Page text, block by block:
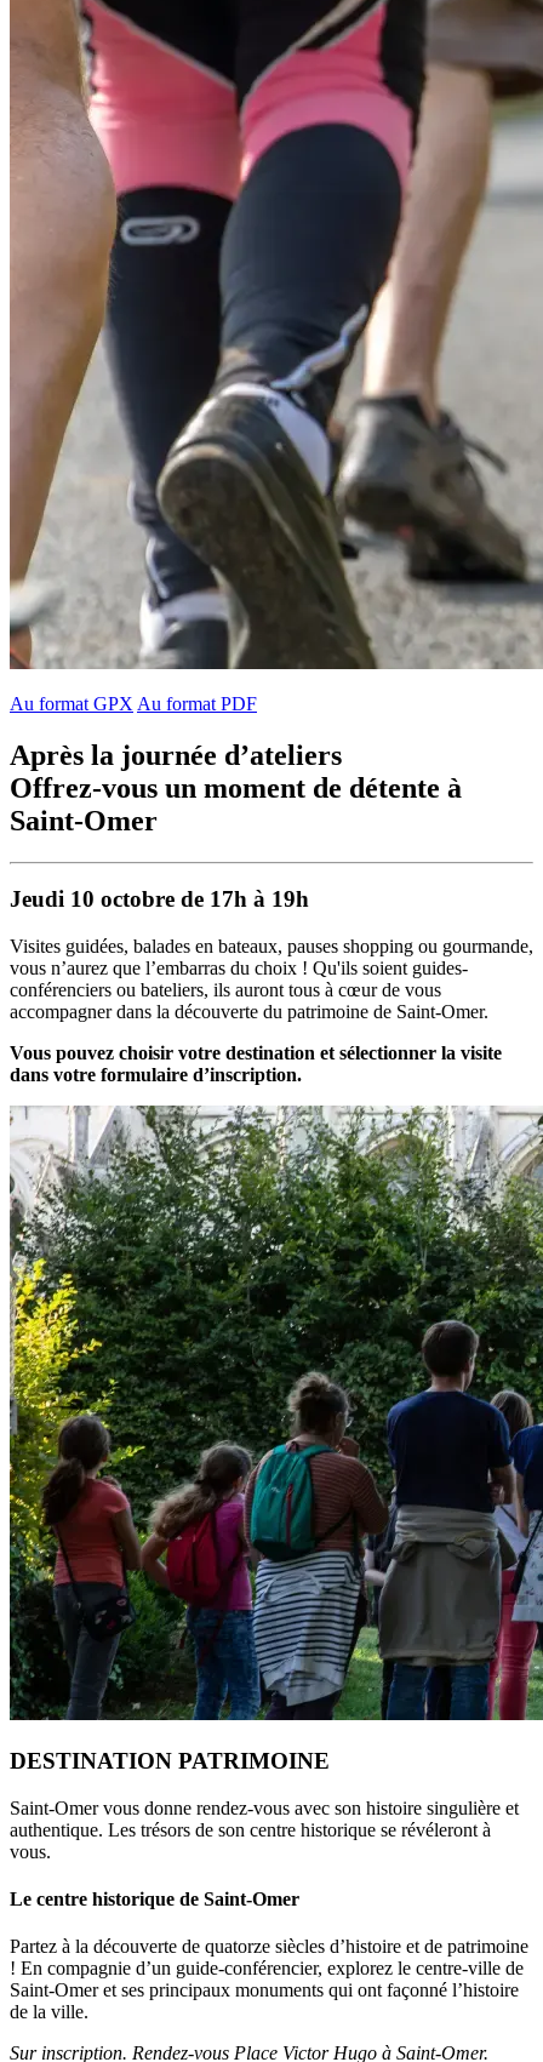
Au format GPX Au format PDF
Après la journée d’ateliers
Offrez-vous un moment de détente à
Saint-Omer
Jeudi 10 octobre de 17h à 19h
Visites guidées, balades en bateaux, pauses shopping ou gourmande,
vous n’aurez que l’embarras du choix ! Qu'ils soient guides-
conférenciers ou bateliers, ils auront tous à cœur de vous
accompagner dans la découverte du patrimoine de Saint-Omer.
Vous pouvez choisir votre destination et sélectionner la visite
dans votre formulaire d’inscription.
DESTINATION PATRIMOINE
Saint-Omer vous donne rendez-vous avec son histoire singulière et
authentique. Les trésors de son centre historique se révéleront à
vous.
Le centre historique de Saint-Omer
Partez à la découverte de quatorze siècles d’histoire et de patrimoine
! En compagnie d’un guide-conférencier, explorez le centre-ville de
Saint-Omer et ses principaux monuments qui ont façonné l’histoire
de la ville.
Sur inscription. Rendez-vous Place Victor Hugo à Saint-Omer.